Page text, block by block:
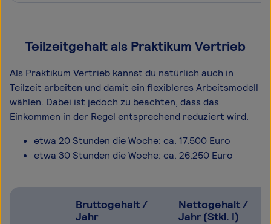
Teilzeitgehalt als Praktikum Vertrieb
Als Praktikum Vertrieb kannst du natürlich auch in
Teilzeit arbeiten und damit ein flexibleres Arbeitsmodell
wählen. Dabei ist jedoch zu beachten, dass das
Einkommen in der Regel entsprechend reduziert wird.
etwa 20 Stunden die Woche: ca. 17.500 Euro
etwa 30 Stunden die Woche: ca. 26.250 Euro
Bruttogehalt /
Jahr
Nettogehalt /
Jahr (Stkl. I)